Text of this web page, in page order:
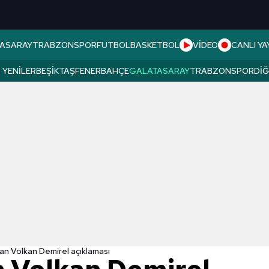
TRABZONSPORFUTBOLBASKETBOL VİDEO CANLI
YENILERBEŞIKTAŞFENERBAHÇEGALATASARAYTRABZONSPOR
Volkan Demirel açıklaması